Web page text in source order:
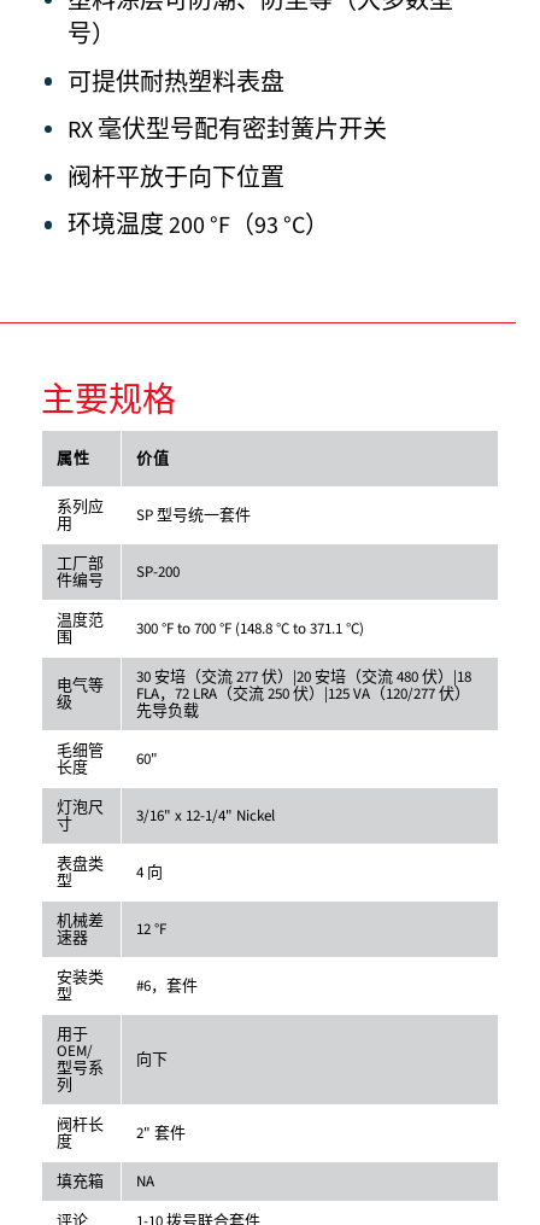
号）
可提供耐热塑料表盘
RX 毫伏型号配有密封簧片开关
阀杆平放于向下位置
环境温度 200 °F（93 °C）
主要规格
属性 价值
系列应
用 SP 型号统一套件
工厂部
件编号 SP-200
温度范
围 300 °F to 700 °F (148.8 °C to 371.1 °C)
电气等
级
30 安培（交流 277 伏）|20 安培（交流 480 伏）|18
FLA，72 LRA（交流 250 伏）|125 VA（120/277 伏）
先导负载
毛细管
长度 60"
灯泡尺
寸 3/16" x 12-1/4" Nickel
表盘类
型 4 向
机械差
速器 12 °F
安装类
型 #6，套件
用于
OEM/
型号系
列
向下
阀杆长
度 2" 套件
填充箱
NA